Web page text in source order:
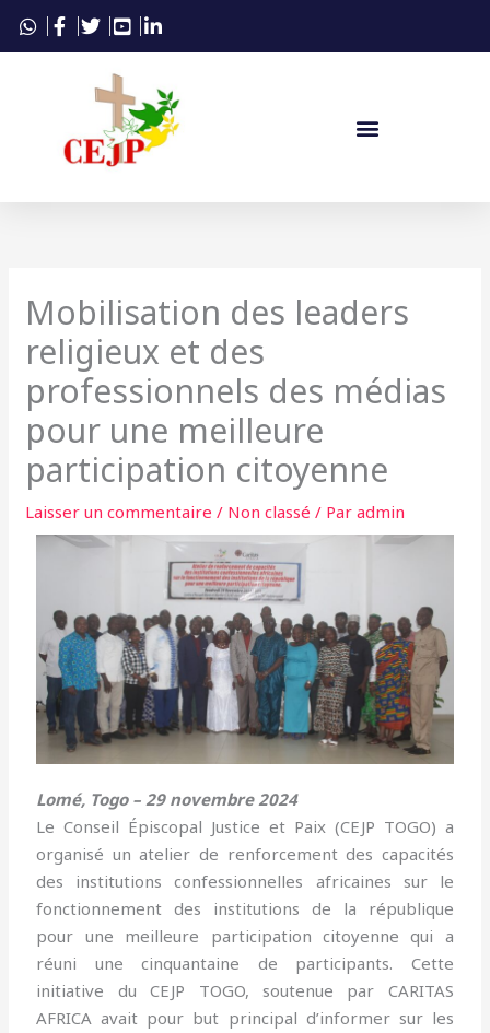
Aller
Mobilisation des leaders
religieux et des
professionnels des médias
pour une meilleure
participation citoyenne
Laisser un commentaire / Non classé / Paradmin
Lomé, Togo – 29 novembre 2024
Le Conseil Épiscopal Justice et Paix (CEJP TOGO) a
organisé un atelier de renforcement des capacités
des institutions confessionnelles africaines sur le
fonctionnement des institutions de la république
pour une meilleure participation citoyenne qui a
réuni une cinquantaine de participants. Cette
initiative du CEJP TOGO, soutenue par CARITAS
AFRICA avait pour but principal d’informer sur les